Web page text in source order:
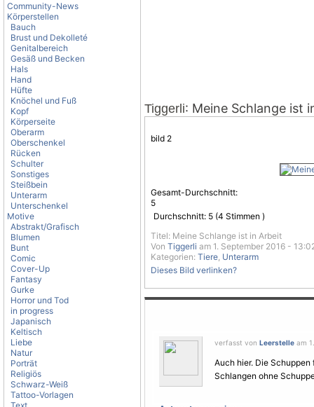
Community-News
Körperstellen
Bauch
Brust und Dekolleté
Genitalbereich
Gesäß und Becken
Hals
Hand
Hüfte
Knöchel und Fuß
Kopf
Körperseite
Oberarm
Oberschenkel
Rücken
Schulter
Sonstiges
Steißbein
Unterarm
Unterschenkel
Motive
Abstrakt/Grafisch
Blumen
Bunt
Comic
Cover-Up
Fantasy
Gurke
Horror und Tod
in progress
Japanisch
Keltisch
Liebe
Natur
Porträt
Religiös
Schwarz-Weiß
Tattoo-Vorlagen
Tiggerli: Meine Schlange ist
bild 2
Gesamt-Durchschnitt:
5
Durchschnitt: 5 (4 Stimmen )
Titel: Meine Schlange ist in Arbeit
Von Tiggerli am 1. September 2016 -
Kategorien: Tiere, Unterarm
Dieses Bild verlinken?
verfasst von Leerstelle am
Auch hier. Die
Schlangen ohne